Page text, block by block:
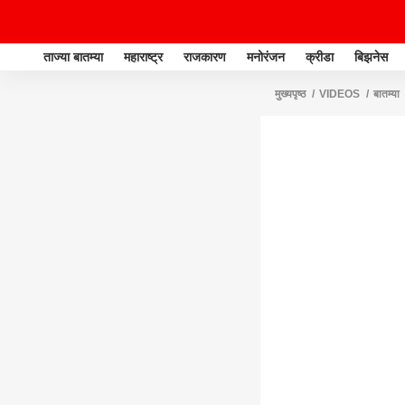
ताज्या बातम्या महाराष्ट्र राजकारण मनोरंजन क्रीडा बिझनेस
मुख्यपृष्ठ VIDEOS बातम्या